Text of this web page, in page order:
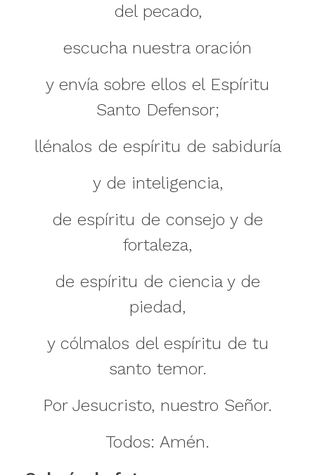
del pecado,
escucha nuestra oración
y envía sobre ellos el Espíritu
Santo Defensor;
llénalos de espíritu de sabiduría
y de inteligencia,
de espíritu de consejo y de
fortaleza,
de espíritu de ciencia y de
piedad,
y cólmalos del espíritu de tu
santo temor.
Por Jesucristo, nuestro Señor.
Todos: Amén.